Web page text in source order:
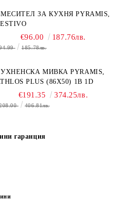
ЗА КУХНЯ PYRAMIS,
€96.00 187.76лв.
185.78лв.
МИВКА PYRAMIS,
PLUS (86X50) 1B 1D
€191.35 374.25лв.
406.81лв.
гаранция